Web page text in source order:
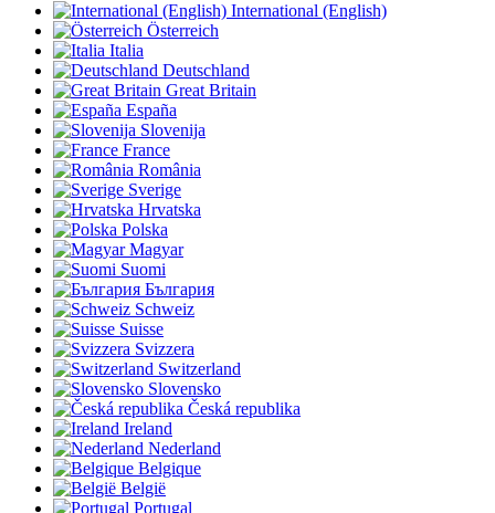
International (English)
Österreich
Italia
Deutschland
Great Britain
España
Slovenija
France
România
Sverige
Hrvatska
Polska
Magyar
Suomi
България
Schweiz
Suisse
Svizzera
Switzerland
Slovensko
Česká republika
Ireland
Nederland
Belgique
België
Portugal